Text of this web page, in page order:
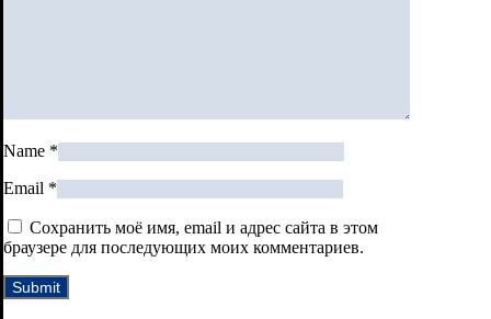
Name *
Email *
Сохранить моё имя, email и адрес сайта в этом
браузере для последующих моих комментариев.